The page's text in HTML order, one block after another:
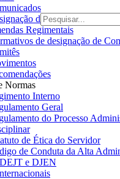
de Fiscais
Regimentais
de designação de
Normas
Interno
Geral
do Processo
de Ética do Servidor
de Conduta da Alta
e DJEN